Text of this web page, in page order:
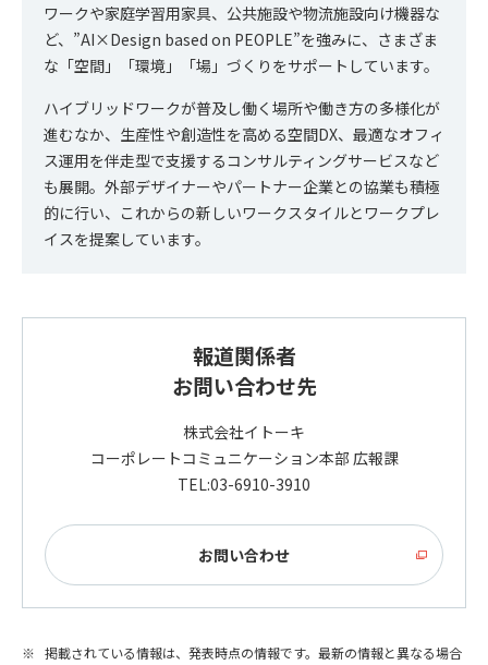
ワークや家庭学習用家具、公共施設や物流施設向け機器な
ど、”AI×Design based on PEOPLE”を強みに、さまざま
な「空間」「環境」「場」づくりをサポートしています。
ハイブリッドワークが普及し働く場所や働き方の多様化が
進むなか、生産性や創造性を高める空間DX、最適なオフィ
ス運用を伴走型で支援するコンサルティングサービスなど
も展開。外部デザイナーやパートナー企業との協業も積極
的に行い、これからの新しいワークスタイルとワークプレ
イスを提案しています。
報道関係者
お問い合わせ先
株式会社イトーキ
コーポレートコミュニケーション本部 広報課
TEL:03-6910-3910
お問い合わせ
掲載されている情報は、発表時点の情報です。最新の情報と異なる場合